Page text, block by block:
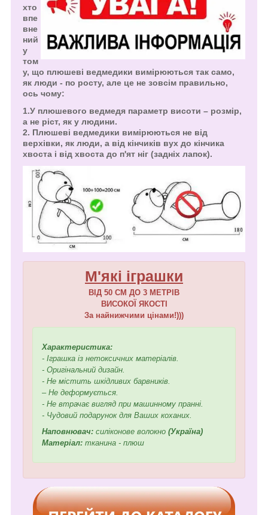
хто
впе
вне
ний
у
том
у, що плюшеві ведмедики вимірюються так само,
як люди - по росту, але це не зовсім правильно,
ось чому:
1.У плюшевого ведмедя параметр висоти – розмір,
а не ріст, як у людини.
2. Плюшеві ведмедики вимірюються не від
верхівки, як люди, а від кінчиків вух до кінчика
хвоста і від хвоста до п'ят ніг (задніх лапок).
М'які іграшки
ВІД 50 СМ ДО 3 МЕТРІВ
ВИСОКОЇ ЯКОСТІ
За найнижчими цінами!)))
Характеристика:
- Іграшка із нетоксичних матеріалів.
- Оригінальний дизайн.
- Не містить шкідливих барвників.
– Не деформується.
- Не втрачає вигляд при машинному пранні.
- Чудовий подарунок для Ваших коханих.
Наповнювач: силіконове волокно (Україна)
Матеріал: тканина - плюш